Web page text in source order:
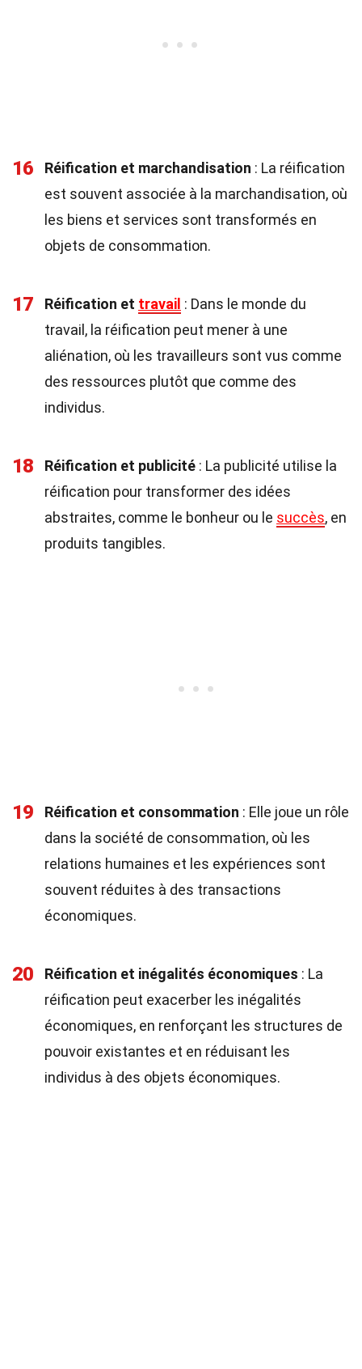
16 Réification et marchandisation : La réification
est souvent associée à la marchandisation, où
les biens et services sont transformés en
objets de consommation.
17 Réification et travail : Dans le monde du
travail, la réification peut mener à une
aliénation, où les travailleurs sont vus comme
des ressources plutôt que comme des
individus.
18 Réification et publicité : La publicité utilise la
réification pour transformer des idées
abstraites, comme le bonheur ou le succès, en
produits tangibles.
19 Réification et consommation : Elle joue un rôle
dans la société de consommation, où les
relations humaines et les expériences sont
souvent réduites à des transactions
économiques.
20 Réification et inégalités économiques : La
réification peut exacerber les inégalités
économiques, en renforçant les structures de
pouvoir existantes et en réduisant les
individus à des objets économiques.